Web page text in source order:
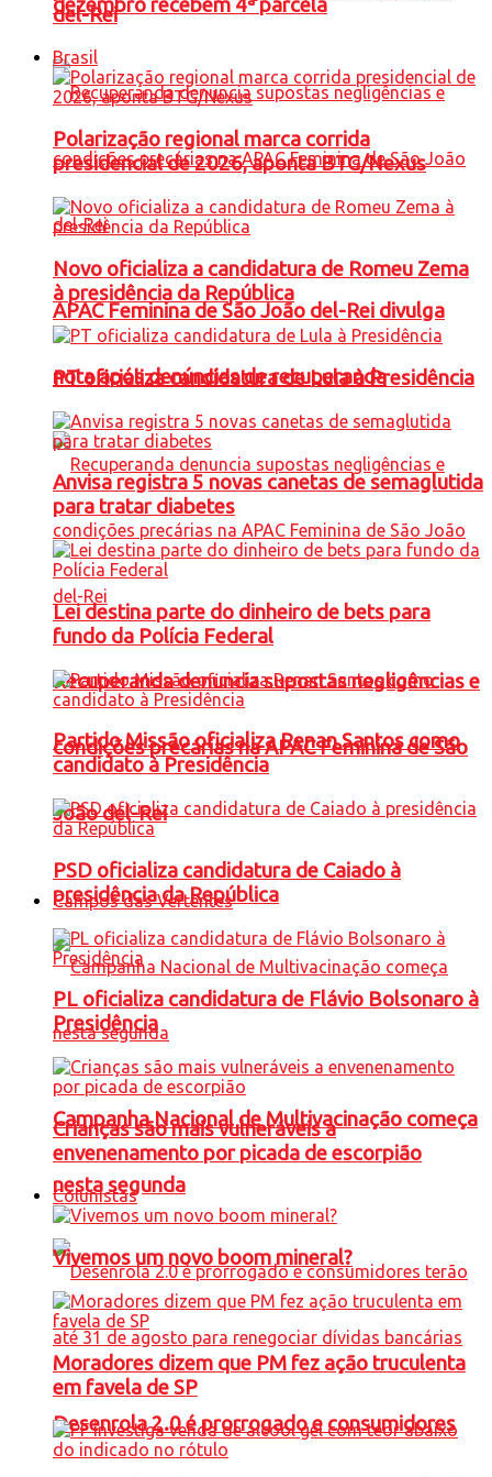
dezembro recebem 4ª parcela
APAC Feminina de São João del-Rei divulga
nota após denúncias de recuperanda
Recuperanda denuncia supostas negligências e
condições precárias na APAC Feminina de São
João del-Rei
Campos das Vertentes
Campanha Nacional de Multivacinação começa
nesta segunda
Desenrola 2.0 é prorrogado e consumidores
del-Rei
Brasil
Polarização regional marca corrida
presidencial de 2026, aponta BTG/Nexus
Novo oficializa a candidatura de Romeu Zema
à presidência da República
PT oficializa candidatura de Lula à Presidência
Anvisa registra 5 novas canetas de semaglutida
para tratar diabetes
Lei destina parte do dinheiro de bets para
fundo da Polícia Federal
Partido Missão oficializa Renan Santos como
candidato à Presidência
PSD oficializa candidatura de Caiado à
presidência da República
PL oficializa candidatura de Flávio Bolsonaro à
Presidência
Crianças são mais vulneráveis a
envenenamento por picada de escorpião
Colunistas
Vivemos um novo boom mineral?
Moradores dizem que PM fez ação truculenta
em favela de SP